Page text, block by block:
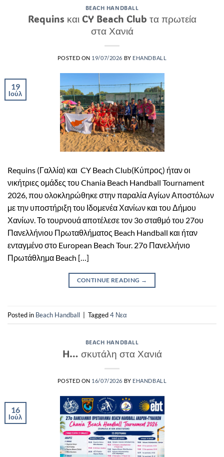
BEACH HANDBALL
Requins και CY Beach Club τα πρωτεία
στα Χανιά
POSTED ON 19/07/2026 BY EHANDBALL
19
Ιούλ
Requins (Γαλλία) και CY Beach Club(Κύπρος) ήταν οι
νικήτριες ομάδες του Chania Beach Handball Tournament
2026, που ολοκληρώθηκε στην παραλία Αγίων Αποστόλων
με την υποστήριξη του Ιδομενέα Χανίων και του Δήμου
Χανίων. Το τουρνουά αποτέλεσε τον 3ο σταθμό του 27ου
Πανελλήνιου Πρωταθλήματος Beach Handball και ήταν
ενταγμένο στο European Beach Tour. 27ο Πανελλήνιο
Πρωτάθλημα Beach […]
CONTINUE READING →
Posted in Beach Handball | Tagged4 Νεα
BEACH HANDBALL
H… σκυτάλη στα Χανιά
POSTED ON 16/07/2026 BY EHANDBALL
16
Ιούλ